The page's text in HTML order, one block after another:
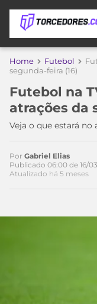
APOSTAS
DE
APOSTA
SITES
DE
APOSTAS
2026
COPA
DO
MUNDO
TIMES
TIME
Home Futebol
segunda-feira (16)
Futebol na
atrações da
Veja o que estará no
Por Gabriel Elias
Publicado 06:00 de 16/
Atualizado há 5 meses